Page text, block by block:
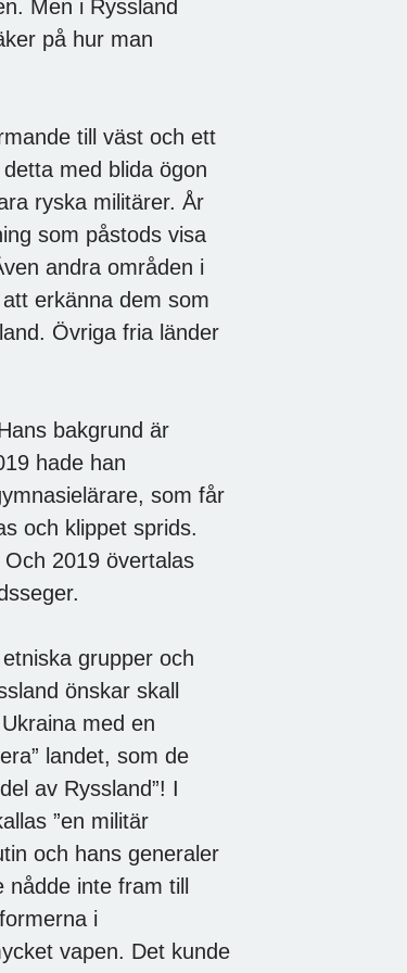
Men i Ryssland
på hur man
till väst och ett
med blida ögon
ryska militärer. År
som påstods visa
andra områden i
erkänna dem som
Övriga fria länder
bakgrund är
hade han
som får
och klippet sprids.
2019 övertalas
grupper och
önskar skall
med en
landet, som de
av Ryssland”! I
”en militär
och hans generaler
nådde inte fram till
i
vapen. Det kunde